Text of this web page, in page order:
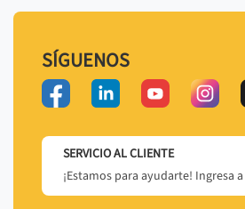
SÍGUENOS
SERVICIO AL CLIENTE
¡Estamos para ayudarte! Ingresa a